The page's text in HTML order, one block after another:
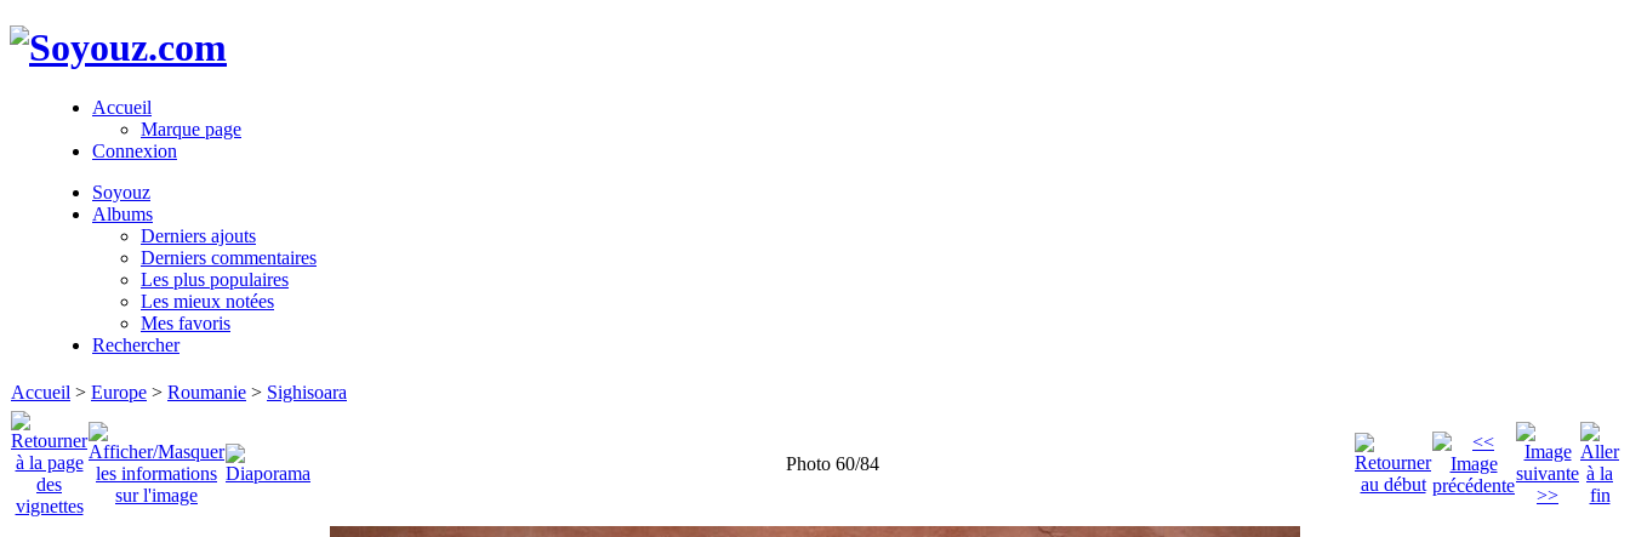
Accueil
Marque page
Connexion
Soyouz
Albums
Derniers ajouts
Derniers commentaires
Les plus populaires
Les mieux notées
Mes favoris
Rechercher
Accueil > Europe > Roumanie > Sighisoara
Photo 60/84